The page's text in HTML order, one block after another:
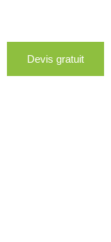
Devis gratuit